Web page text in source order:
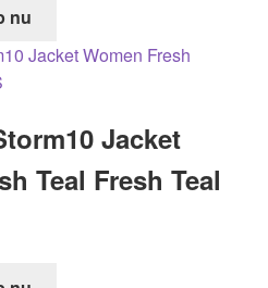
nu
Jacket
Teal Fresh Teal